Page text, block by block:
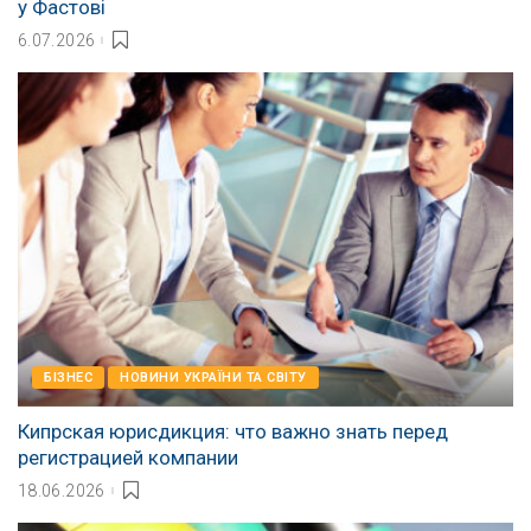
у Фастові
6.07.2026
БІЗНЕС НОВИНИ УКРАЇНИ ТА СВІТУ
Кипрская юрисдикция: что важно знать перед
регистрацией компании
18.06.2026